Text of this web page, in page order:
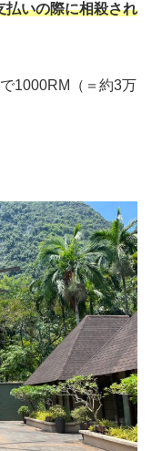
払いの際に相殺され
1000RM（＝約3万